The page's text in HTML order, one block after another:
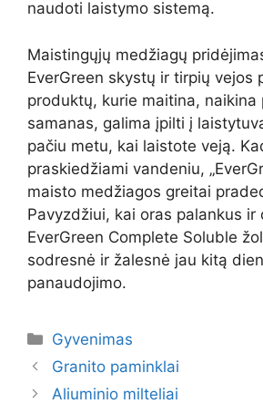
naudoti laistymo sistemą.
Maistingųjų medžiagų
EverGreen skystų ir tirpių vejos
produktų, kurie maitina, naikina
samanas, galima įpilti į
pačiu metu, kai laistote veją.
praskiedžiami vandeniu,
maisto medžiagos greitai
Pavyzdžiui, kai oras palankus ir
EverGreen Complete Soluble
sodresnė ir žalesnė jau kitą
panaudojimo.
Kategorijos
Gyvenimas
Granito paminklai
Aliuminio milteliai